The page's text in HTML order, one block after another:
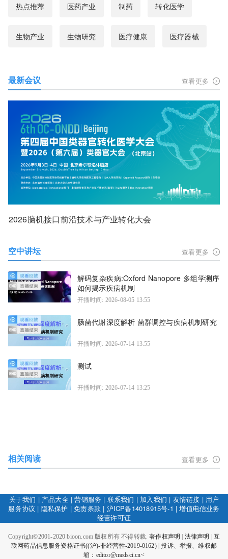
热点推荐 医药产业 制药 转化医学
生物产业 生物研究 医疗健康 医疗器械
最新会议 查看更多
2026脑机接口前沿技术与产业转化大会
空中讲坛 查看更多
解码复杂疾病:Oxford Nanopore 多组学测序
如何揭示疾病机制
开播时间: 2026-08-05 13:55
肠菌代谢深度解析 菌群调控与疾病机制研究
开播时间: 2026-07-14 13:55
测试
开播时间: 2026-07-14 13:25
相关阅读 查看更多
关于我们 | 产品大全|营销服务 | 联系我们 | 加入我们 | 友情链接 | 用户
服务协议 | 隐私保护 |免责条款 | 沪ICP备14018915号-1 |增值电信业务
经营许可证
Copyright©2001-2020 bioon.com 版权所有 不得转载.著作权声明 法律声明
互
联网药品信息服务资格证书((沪)-非经营性-2019-0162)|投诉、举报、维权邮
箱：editor@medsci.cn<